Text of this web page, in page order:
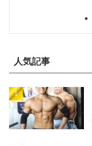
人気記事